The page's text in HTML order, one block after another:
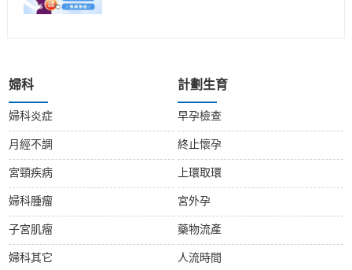
婦科
婦科炎症
月經不調
宮頸疾病
婦科腫瘤
子宮肌瘤
婦科其它
計劃生育
早孕檢查
終止懷孕
上環取環
宮外孕
藥物流產
人流時間